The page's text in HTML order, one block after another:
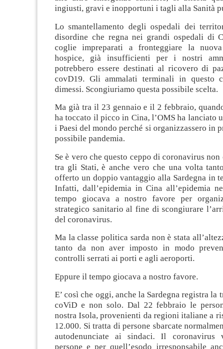
ingiusti, gravi e inopportuni i tagli alla Sanità
Lo smantellamento degli ospedali dei
disordine che regna nei grandi ospedali di
coglie impreparati a fronteggiare la
hospice, già insufficienti per i nostri
potrebbero essere destinati al ricovero di
covD19. Gli ammalati terminali in questo
dimessi. Scongiuriamo questa possibile scelta.
Ma già tra il 23 gennaio e il 2 febbraio,
ha toccato il picco in Cina, l’OMS ha lanciato
i Paesi del mondo perché si organizzassero in
possibile pandemia.
Se è vero che questo ceppo di coronavirus
tra gli Stati, è anche vero che una volta
offerto un doppio vantaggio alla Sardegna in
Infatti, dall’epidemia in Cina all’epidemia
tempo giocava a nostro favore per
strategico sanitario al fine di scongiurare
del coronavirus.
Ma la classe politica sarda non è stata
tanto da non aver imposto in modo
controlli serrati ai porti e agli aeroporti.
Eppure il tempo giocava a nostro favore.
E’ così che oggi, anche la Sardegna registra la
coViD e non solo. Dal 22 febbraio le
nostra Isola, provenienti da regioni italiane a
12.000. Si tratta di persone sbarcate
autodenunciate ai sindaci. Il coronavirus
persone e per quell’esodo irresponsabile